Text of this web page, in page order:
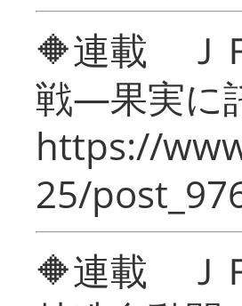
🔶連載 Ｊ
戦―果実に
https://
25/
🔶連載 Ｊ